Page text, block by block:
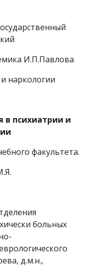
И.П.Павлова
наркологии
в психиатрии и
факультета.
больных
д.м.н.,